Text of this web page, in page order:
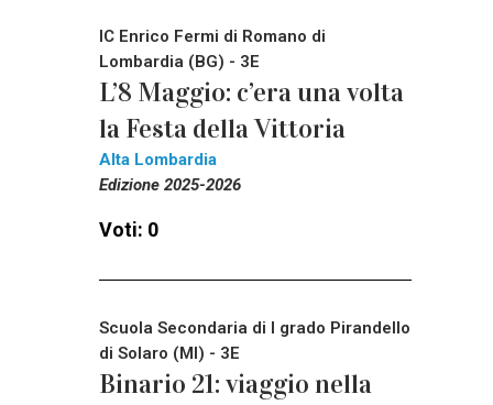
IC Enrico Fermi di Romano di
Lombardia (BG) - 3E
L’8 Maggio: c’era una volta
la Festa della Vittoria
Alta Lombardia
Edizione 2025-2026
Voti: 0
Scuola Secondaria di I grado Pirandello
di Solaro (MI) - 3E
Binario 21: viaggio nella